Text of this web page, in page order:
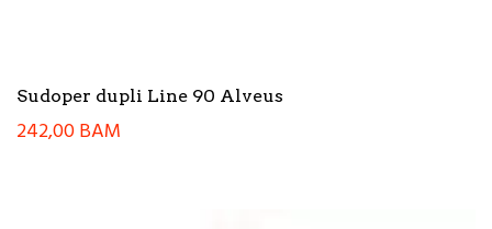
Sudoper dupli Line 90 Alveus
242,00BAM